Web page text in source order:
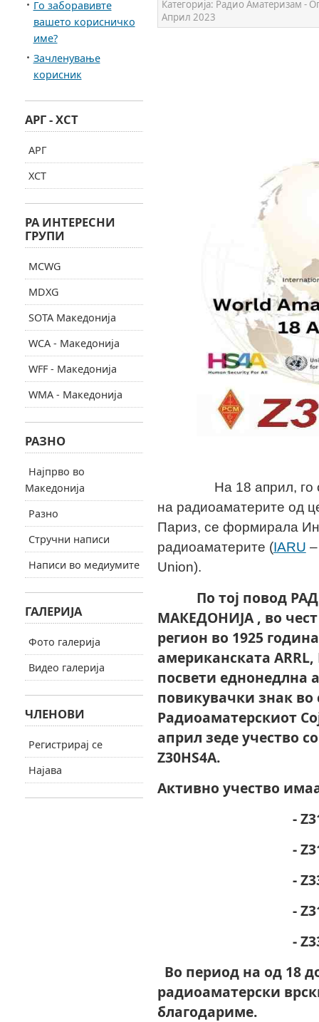
Категорија: Радио Аматеризам -
Април 2023
На 18 април,
на радиоаматерите од
Париз, се формирала
радиоаматерите (IARU
Union).
По тој повод
МАКЕДОНИЈА , во
регион во 1925
американската
посвети еднонедлна
повикувачки знак
Радиоаматерскиот
април зеде учество
Z30HS4A.
Активно учество
- Z31NA –
- Z31RM –
- Z33PB –
- Z31R –
- Z33B –
Во период на од 18
радиоаматерски
благодариме.
Го заборавивте
вашето корисничко
име?
Зачленување
корисник
АРГ - ХСТ
АРГ
ХСТ
РА ИНТЕРЕСНИ
ГРУПИ
MCWG
MDXG
SOTA Македонија
WCA - Македонија
WFF - Македонија
WMA - Македонија
РАЗНО
Најпрво во
Македонија
Разно
Стручни написи
Написи во медиумите
ГАЛЕРИЈА
Фото галерија
Видео галерија
ЧЛЕНОВИ
Регистрирај се
Најава